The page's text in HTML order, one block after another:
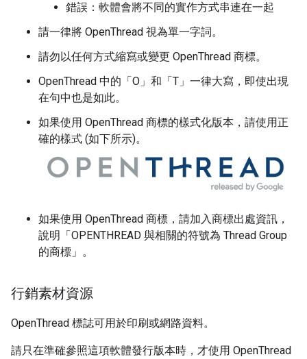
錯誤：軟體會將不同的實作方式串連在一起
請一律將 OpenThread 視為單一字詞。
請勿以任何方式縮寫或變更 OpenThread 商標。
OpenThread 中的「O」和「T」一律大寫，即使出現
在句中也是如此。
如果使用 OpenThread 商標的樣式化版本，請使用正
確的樣式 (如下所示)。
如果使用 OpenThread 商標，請加入商標出處資訊，
說明「OPENTHREAD 與相關的符號為 Thread Group
的商標」。
行銷素材資源
OpenThread 標誌可用於印刷或網路資料。
請只在準確參照這項軟體發行版本時，才使用 OpenThread